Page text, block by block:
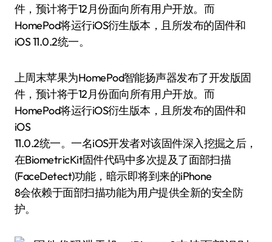
件，预计将于12月份面向所有用户开放。而
HomePod将运行iOS衍生版本，且所发布的固件和
iOS 11.0.2统一。
上周末苹果为HomePod智能扬声器发布了开发版固
件，预计将于12月份面向所有用户开放。而
HomePod将运行iOS衍生版本，且所发布的固件和
iOS
11.0.2统一。一名iOS开发者对该固件深入挖掘之后，
在BiometricKit固件代码中多次提及了面部扫描
(FaceDetect)功能，暗示即将到来的iPhone
8会依赖于面部扫描功能为用户提供全新的安全防
护。